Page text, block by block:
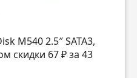
M540 2.5″ SATA3,
скидки 67 ₽ за 43